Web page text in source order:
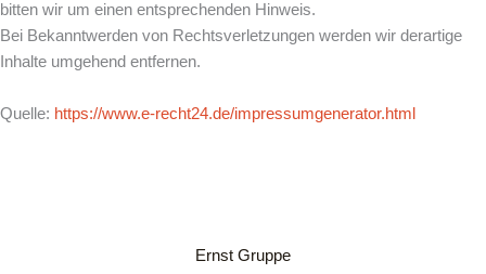
bitten wir um einen entsprechenden Hinweis.
Bei Bekanntwerden von Rechtsverletzungen werden wir derartige
Inhalte umgehend entfernen.
Quelle: https://www.e-recht24.de/impressumgenerator.html
Ernst Gruppe